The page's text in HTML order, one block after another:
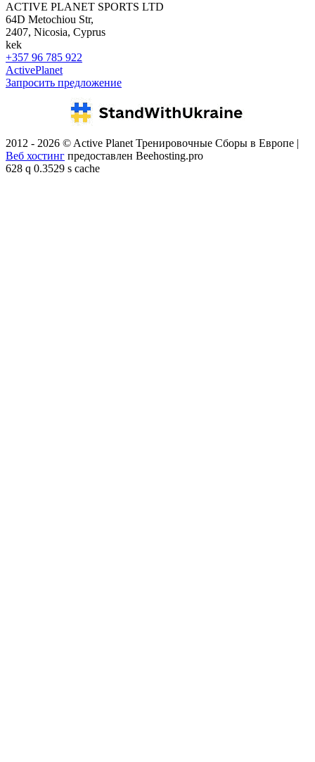
ACTIVE PLANET SPORTS LTD
64D Metochiou Str,
2407, Nicosia, Cyprus
kek
+357 96 785 922
ActivePlanet
Запросить предложение
2012 - 2026 © Active Planet Тренировочные Сборы в Европе |
Веб хостинг предоставлен Beehosting.pro
628 q 0.3529 s cache